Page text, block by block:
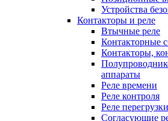
Устройства
Контакторы и реле
Втычные реле
Контакторные
Контакторы,
аппараты
Реле времени
Реле контроля
Реле перегрузки
Согласующие